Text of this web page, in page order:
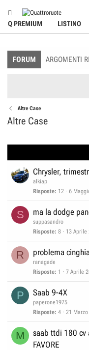
Q PREMIUM LISTINO
FORUM ARGOMENTI
Altre Case
Altre Case
Chrysler,
alkiap
Risposte 12 6
S ma la dodge
suppasandro
Risposte 8 13 Aprile
R problema
ranagade
Risposte 1 7 Aprile
P Saab 9-4X
paperone1975
Risposte 4 21 Marzo
M
saab ttdi 180 cv
FAVORE